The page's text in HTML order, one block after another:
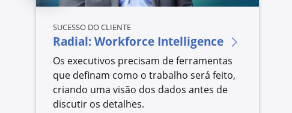
SUCESSO DO CLIENTE
Radial: Workforce Intelligence
Os executivos precisam de ferramentas
que definam como o trabalho será feito,
criando uma visão dos dados antes de
discutir os detalhes.